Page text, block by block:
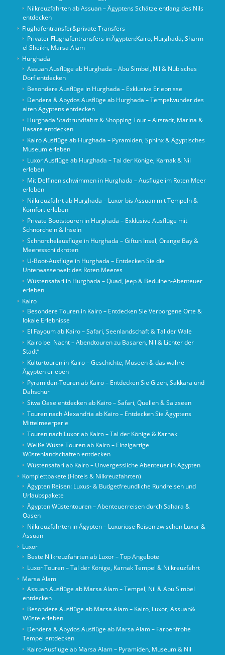
Nilkreuzfahrten ab Assuan – Ägyptens Schätze entlang des Nils
entdecken
Flughafentransfer&private Transfers
Privater Flughafentransfers in Ägypten:Kairo, Hurghada, Sharm
el Sheikh, Marsa Alam
Hurghada
Assuan Ausflüge ab Hurghada – Abu Simbel, Nil & Nubisches
Dorf entdecken
Besondere Ausflüge in Hurghada – Exklusive Erlebnisse
Dendera & Abydos Ausflüge ab Hurghada – Tempelwunder des
alten Ägyptens entdecken
Hurghada Stadtrundfahrt & Shopping Tour – Altstadt, Marina &
Basare entdecken
Kairo Ausflüge ab Hurghada – Pyramiden, Sphinx & Ägyptisches
Museum erleben
Luxor Ausflüge ab Hurghada – Tal der Könige, Karnak & Nil
erleben
Mit Delfinen schwimmen in Hurghada – Ausflüge im Roten Meer
erleben
Nilkreuzfahrt ab Hurghada – Luxor bis Assuan mit Tempeln &
Komfort erleben
Private Bootstouren in Hurghada – Exklusive Ausflüge mit
Schnorcheln & Inseln
Schnorchelausflüge in Hurghada – Giftun Insel, Orange Bay &
Meeresschildkröten
U-Boot-Ausflüge in Hurghada – Entdecken Sie die
Unterwasserwelt des Roten Meeres
Wüstensafari in Hurghada – Quad, Jeep & Beduinen-Abenteuer
erleben
Kairo
Besondere Touren in Kairo – Entdecken Sie Verborgene Orte &
lokale Erlebnisse
El Fayoum ab Kairo – Safari, Seenlandschaft & Tal der Wale
Kairo bei Nacht – Abendtouren zu Basaren, Nil & Lichter der
Stadt“
Kulturtouren in Kairo – Geschichte, Museen & das wahre
Ägypten erleben
Pyramiden-Touren ab Kairo – Entdecken Sie Gizeh, Sakkara und
Dahschur
Siwa Oase entdecken ab Kairo – Safari, Quellen & Salzseen
Touren nach Alexandria ab Kairo – Entdecken Sie Ägyptens
Mittelmeerperle
Touren nach Luxor ab Kairo – Tal der Könige & Karnak
Weiße Wüste Touren ab Kairo – Einzigartige
Wüstenlandschaften entdecken
Wüstensafari ab Kairo – Unvergessliche Abenteuer in Ägypten
Komplettpakete (Hotels & Nilkreuzfahrten)
Ägypten Reisen: Luxus- & Budgetfreundliche Rundreisen und
Urlaubspakete
Ägypten Wüstentouren – Abenteuerreisen durch Sahara &
Oasen
Nilkreuzfahrten in Ägypten – Luxuriöse Reisen zwischen Luxor &
Assuan
Luxor
Beste Nilkreuzfahrten ab Luxor – Top Angebote
Luxor Touren – Tal der Könige, Karnak Tempel & Nilkreuzfahrt
Marsa Alam
Assuan Ausflüge ab Marsa Alam – Tempel, Nil & Abu Simbel
entdecken
Besondere Ausflüge ab Marsa Alam – Kairo, Luxor, Assuan&
Wüste erleben
Dendera & Abydos Ausflüge ab Marsa Alam – Farbenfrohe
Tempel entdecken
Kairo-Ausflüge ab Marsa Alam – Pyramiden, Museum & Nil